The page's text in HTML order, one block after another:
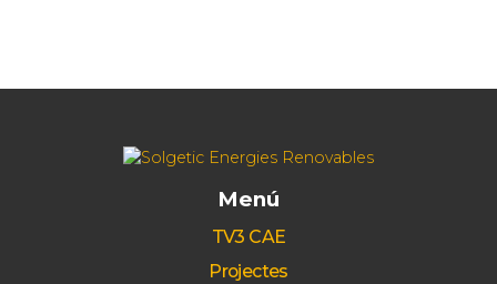
Menú
TV3 CAE
Projectes